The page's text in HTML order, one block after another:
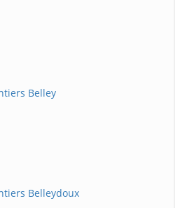
Belley
Belleydoux